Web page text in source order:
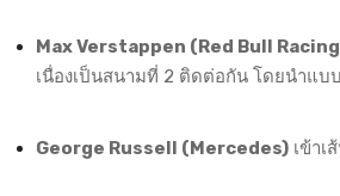
Max Verstappen (Red Bull
เนื่องเป็นสนามที่ 2 ติดต่อกัน โดยนำแบ
George Russell (Mercedes) เข้า